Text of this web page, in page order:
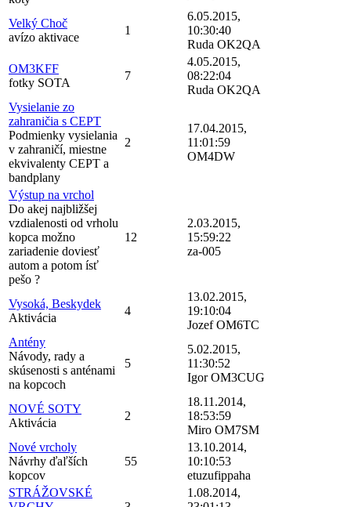
Velký Choč
avízo aktivace
1
6.05.2015,
10:30:40
Ruda OK2QA
OM3KFF
fotky SOTA
7
4.05.2015,
08:22:04
Ruda OK2QA
Vysielanie zo
zahraničia s CEPT
Podmienky vysielania
v zahraničí, miestne
ekvivalenty CEPT a
bandplany
2
17.04.2015,
11:01:59
OM4DW
Výstup na vrchol
Do akej najbližšej
vzdialenosti od vrholu
kopca možno
zariadenie doviesť
autom a potom ísť
pešo ?
12
2.03.2015,
15:59:22
za-005
Vysoká, Beskydek
Aktivácia
4
13.02.2015,
19:10:04
Jozef OM6TC
Antény
Návody, rady a
skúsenosti s anténami
na kopcoch
5
5.02.2015,
11:30:52
Igor OM3CUG
NOVÉ SOTY
Aktivácia
2
18.11.2014,
18:53:59
Miro OM7SM
Nové vrcholy
Návrhy ďaľších
kopcov
55
13.10.2014,
10:10:53
etuzufippaha
STRÁŽOVSKÉ
1.08.2014,